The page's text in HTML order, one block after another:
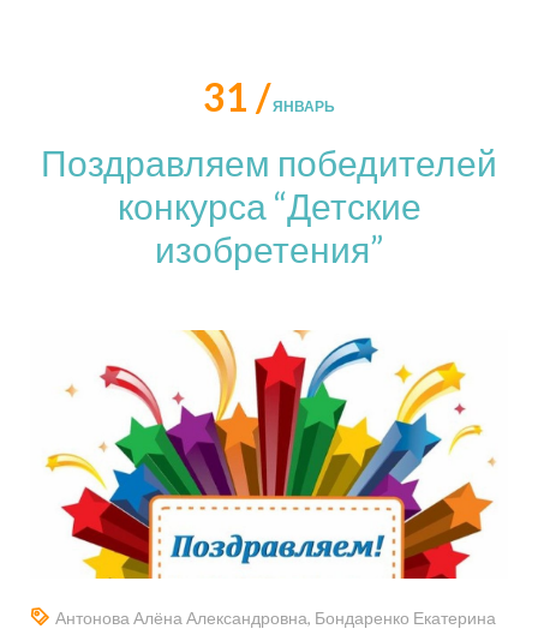
31 /ЯНВАРЬ
Поздравляем победителей
конкурса “Детские
изобретения”
Антонова Алёна Александровна, Бондаренко Екатерина